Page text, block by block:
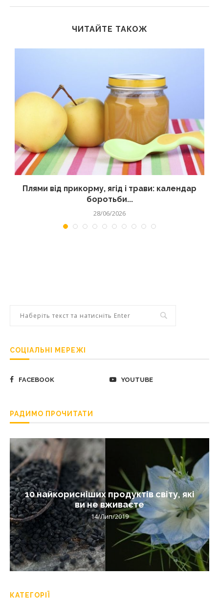
ЧИТАЙТЕ ТАКОЖ
Плями від прикорму, ягід і трави: календар
боротьби...
28/06/2026
СОЦІАЛЬНІ МЕРЕЖІ
FACEBOOK YOUTUBE
РАДИМО ПРОЧИТАТИ
10 найкорисніших продуктів світу, які
ви не вживаєте
14/Лип/2019
КАТЕГОРІЇ